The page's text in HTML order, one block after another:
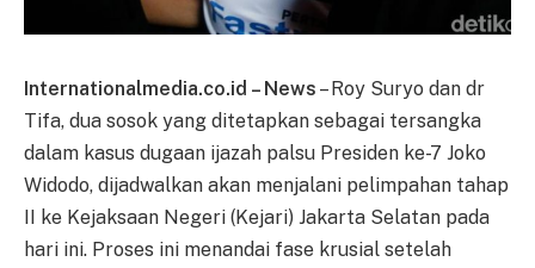
Internationalmedia.co.id – News – Roy Suryo dan dr
Tifa, dua sosok yang ditetapkan sebagai tersangka
dalam kasus dugaan ijazah palsu Presiden ke-7 Joko
Widodo, dijadwalkan akan menjalani pelimpahan tahap
II ke Kejaksaan Negeri (Kejari) Jakarta Selatan pada
hari ini. Proses ini menandai fase krusial setelah